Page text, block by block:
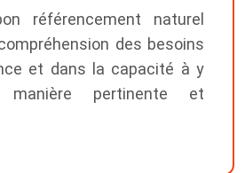
référencement naturel
des besoins
et dans la capacité à y
manière pertinente et